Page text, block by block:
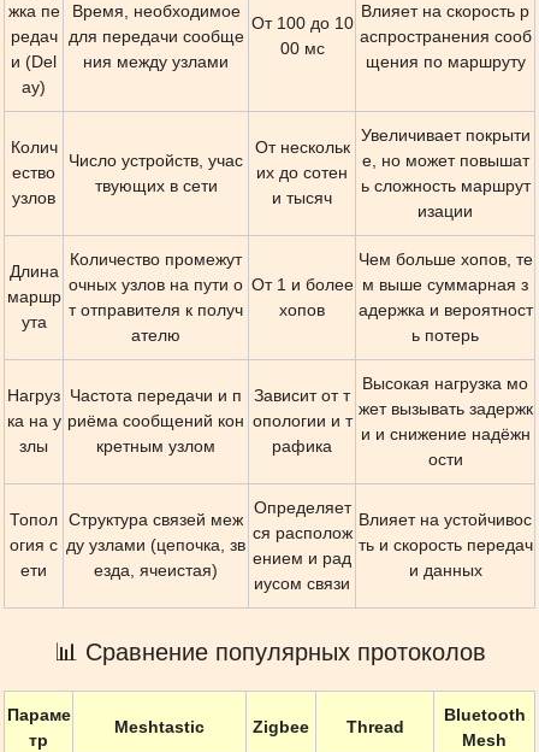
жка пе
редач
и (Del
ay)
Время, необходимое
для передачи сообще
ния между узлами
От 100 до 10
00 мс
Влияет на скорость р
аспространения сооб
щения по маршруту
Колич
ество
узлов
Число устройств, учас
твующих в сети
От нескольк
их до сотен
и тысяч
Увеличивает покрыти
е, но может повышат
ь сложность маршрут
изации
Длина
маршр
ута
Количество промежут
очных узлов на пути о
т отправителя к получ
ателю
От 1 и более
хопов
Чем больше хопов, те
м выше суммарная з
адержка и вероятност
ь потерь
Нагруз
ка на у
злы
Частота передачи и п
риёма сообщений кон
кретным узлом
Зависит от т
опологии и т
рафика
Высокая нагрузка мо
жет вызывать задержк
и и снижение надёжн
ости
Топол
огия с
ети
Структура связей меж
ду узлами (цепочка, зв
езда, ячеистая)
Определяет
ся располож
ением и рад
иусом связи
Влияет на устойчивос
ть и скорость передач
и данных
📊 Сравнение популярных протоколов
Параме
тр
Meshtastic Zigbee Thread
Bluetooth
Mesh